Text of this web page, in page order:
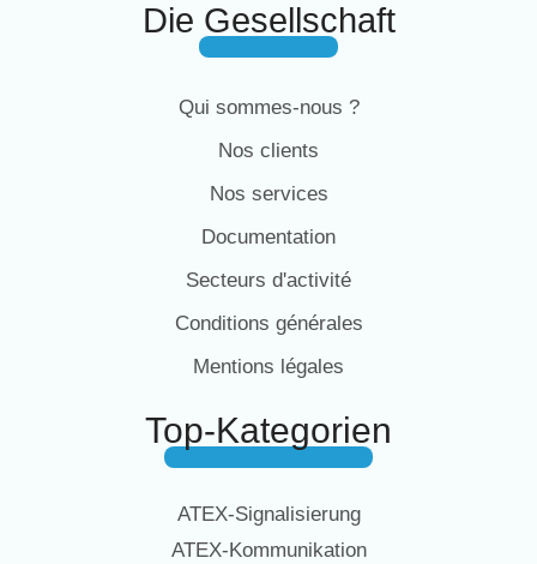
Die Gesellschaft
Qui sommes-nous ?
Nos clients
Nos services
Documentation
Secteurs d'activité
Conditions générales
Mentions légales
Top-Kategorien
ATEX-Signalisierung
ATEX-Kommunikation